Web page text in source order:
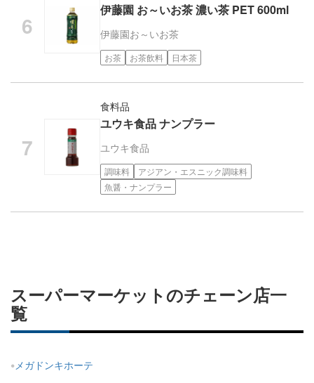
伊藤園 お～いお茶 濃い茶 PET 600ml
伊藤園お～いお茶
お茶 お茶飲料 日本茶
食料品
ユウキ食品 ナンプラー
ユウキ食品
調味料
アジアン・エスニック調味料
魚醤・ナンプラー
スーパーマーケットのチェーン店一
覧
メガドンキホーテ